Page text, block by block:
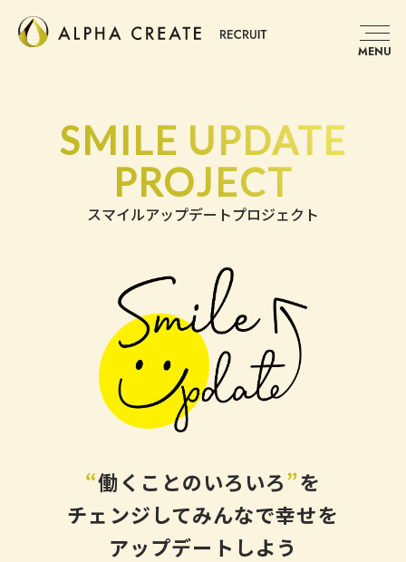
MENU
SMILE UPDATE
PROJECT
スマイルアップデートプロジェクト
“働くことのいろいろ”を
チェンジしてみんなで幸せを
アップデートしよう